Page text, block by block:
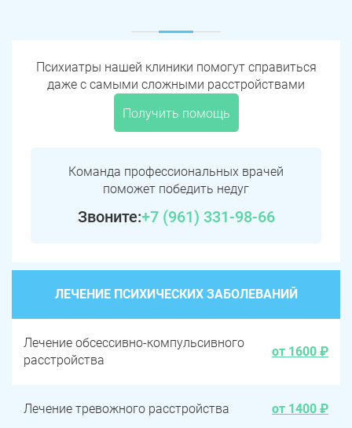
Психиатры нашей клиники помогут справиться
даже с самыми сложными расстройствами
Получить помощь
Команда профессиональных врачей
поможет победить недуг
Звоните:+7 (961) 331-98-66
ЛЕЧЕНИЕ ПСИХИЧЕСКИХ ЗАБОЛЕВАНИЙ
Лечение обсессивно-компульсивного
расстройства
от 1600 ₽
Лечение тревожного расстройства от 1400 ₽